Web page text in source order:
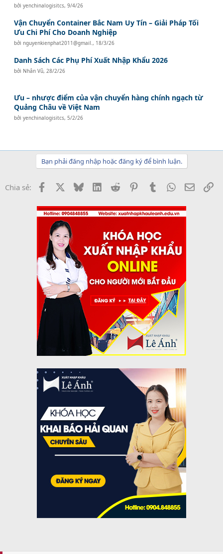
bởiyenchinalogisitcs,9/4/26
Vận Chuyển Container Bắc Nam Uy Tín – Giải Pháp Tối
Ưu Chi Phí Cho Doanh Nghiệp
bởinguyenkienphat2011@gmail. , 18/3/26
Danh Sách Các Phụ Phí Xuất Nhập Khẩu 2026
bởi Nhân Vũ, 28/2/26
Ưu – nhược điểm của vận chuyển hàng chính ngạch từ
Quảng Châu về Việt Nam
bởiyenchinalogisitcs, 5/2/26
Bạn phải đăng nhập hoặc đăng ký để bình luận.
Chia sẻ: Facebook BlueskyLinkedInReddit PinterestTumblrWhatsApp
Email